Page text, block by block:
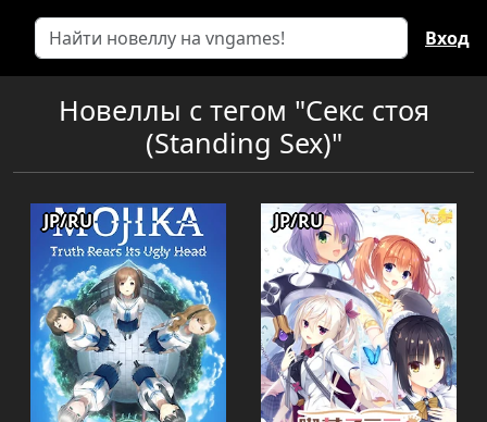
Вход
Новеллы с тегом "Секс стоя
(Standing Sex)"
JP/RU JP/RU